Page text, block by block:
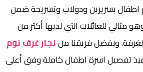
اطفال بسريرين ودولاب وتسريحة ضمن
مثالي للعائلات التي لديها أكثر من
وبفضل فريقنا مننجار غرف نوم
تفصيل اسرة اطفال كاملة وفق أعلى